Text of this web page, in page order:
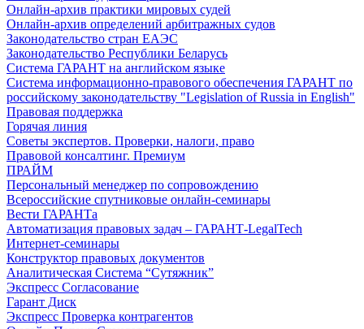
Онлайн-архив практики мировых судей
Онлайн-архив определений арбитражных судов
Законодательство стран ЕАЭС
Законодательство Республики Беларусь
Система ГАРАНТ на английском языке
Система информационно-правового обеспечения ГАРАНТ по
российскому законодательству "Legislation of Russia in English"
Правовая поддержка
Горячая линия
Советы экспертов. Проверки, налоги, право
Правовой консалтинг. Премиум
ПРАЙМ
Персональный менеджер по сопровождению
Всероссийские спутниковые онлайн-семинары
Вести ГАРАНТа
Автоматизация правовых задач – ГАРАНТ-LegalTech
Интернет-семинары
Конструктор правовых документов
Аналитическая Система “Сутяжник”
Экспресс Согласование
Гарант Диск
Экспресс Проверка контрагентов